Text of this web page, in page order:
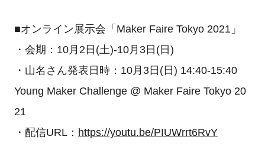
■オンライン展示会「Maker Faire Tokyo 2021」
・会期：10月2日(土)-10月3日(日)
・山名さん発表日時：10月3日(日) 14:40-15:40
Young Maker Challenge @ Maker Faire Tokyo 20
21
・配信URL： https://youtu.be/PIUWrrt6RvY